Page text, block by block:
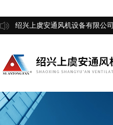
绍兴上虞安通风机设备有限公司